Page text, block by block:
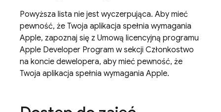
Powyższa lista nie jest wyczerpująca. Aby mieć
pewność, że Twoja aplikacja spełnia wymagania
Apple, zapoznaj się z Umową licencyjną programu
Apple Developer Program w sekcji Członkostwo
na koncie dewelopera, aby mieć pewność, że
Twoja aplikacja spełnia wymagania Apple.